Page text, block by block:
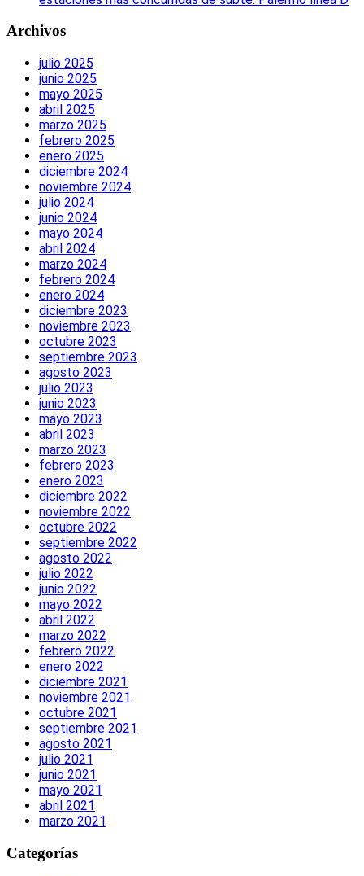
Archivos
julio 2025
junio 2025
mayo 2025
abril 2025
marzo 2025
febrero 2025
enero 2025
diciembre 2024
noviembre 2024
julio 2024
junio 2024
mayo 2024
abril 2024
marzo 2024
febrero 2024
enero 2024
diciembre 2023
noviembre 2023
octubre 2023
septiembre 2023
agosto 2023
julio 2023
junio 2023
mayo 2023
abril 2023
marzo 2023
febrero 2023
enero 2023
diciembre 2022
noviembre 2022
octubre 2022
septiembre 2022
agosto 2022
julio 2022
junio 2022
mayo 2022
abril 2022
marzo 2022
febrero 2022
enero 2022
diciembre 2021
noviembre 2021
octubre 2021
septiembre 2021
agosto 2021
julio 2021
junio 2021
mayo 2021
abril 2021
marzo 2021
Categorías